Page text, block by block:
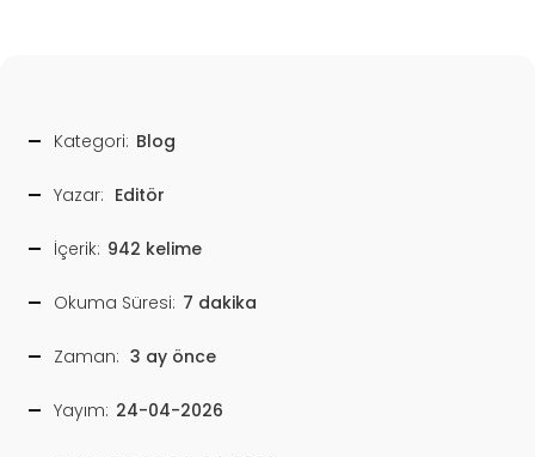
Kategori: Blog
Yazar: Editör
İçerik: 942 kelime
Okuma Süresi: 7 dakika
Zaman: 3 ay önce
Yayım: 24-04-2026